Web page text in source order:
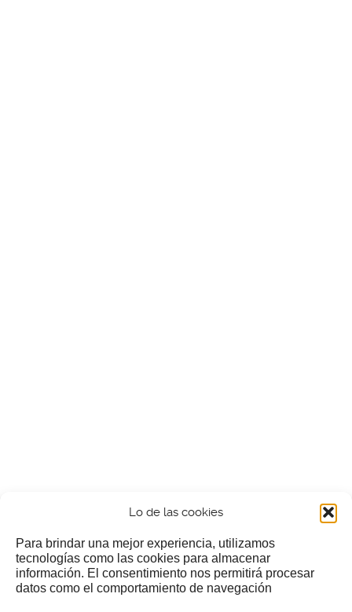
Lo de las cookies
Para brindar una mejor experiencia, utilizamos
tecnologías como las cookies para almacenar
información. El consentimiento nos permitirá procesar
datos como el comportamiento de navegación
¿Nos invitas a un cafecillo?